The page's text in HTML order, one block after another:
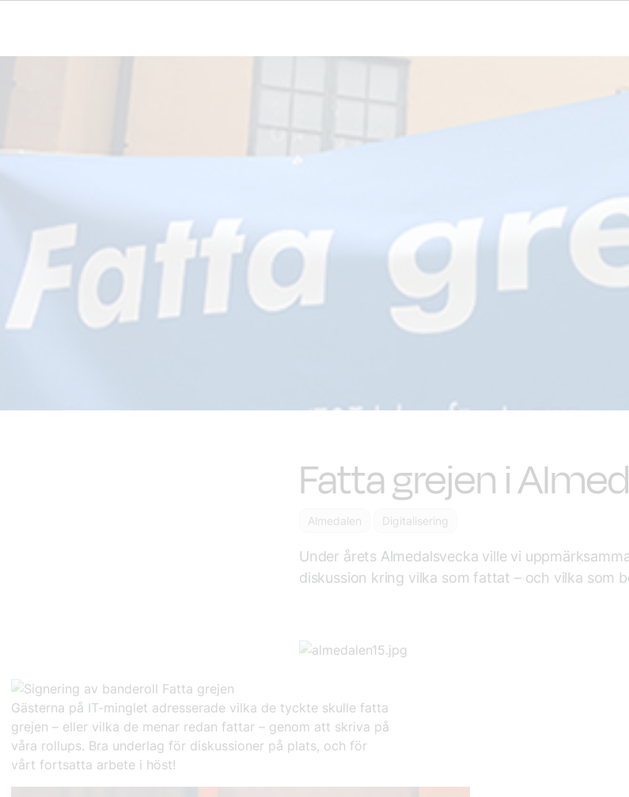
Fatta grejen i
Almedalen Digitalisering
Under årets Almedalsvecka ville vi
diskussion kring vilka som fattat – och vilka som
Gästerna på IT-minglet adresserade vilka de tyckte skulle fatta
grejen – eller vilka de menar redan fattar – genom att skriva på
våra rollups. Bra underlag för diskussioner på plats, och för
vårt fortsatta arbete i höst!